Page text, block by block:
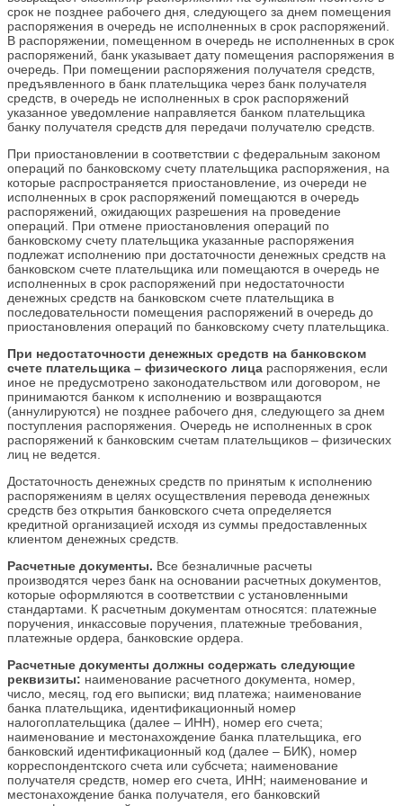
срок не позднее рабочего дня, следующего за днем помещения
распоряжения в очередь не исполненных в срок распоряжений.
В распоряжении, помещенном в очередь не исполненных в срок
распоряжений, банк указывает дату помещения распоряжения в
очередь. При помещении распоряжения получателя средств,
предъявленного в банк плательщика через банк получателя
средств, в очередь не исполненных в срок распоряжений
указанное уведомление направляется банком плательщика
банку получателя средств для передачи получателю средств.
При приостановлении в соответствии с федеральным законом
операций по банковскому счету плательщика распоряжения, на
которые распространяется приостановление, из очереди не
исполненных в срок распоряжений помещаются в очередь
распоряжений, ожидающих разрешения на проведение
операций. При отмене приостановления операций по
банковскому счету плательщика указанные распоряжения
подлежат исполнению при достаточности денежных средств на
банковском счете плательщика или помещаются в очередь не
исполненных в срок распоряжений при недостаточности
денежных средств на банковском счете плательщика в
последовательности помещения распоряжений в очередь до
приостановления операций по банковскому счету плательщика.
При недостаточности денежных средств на банковском
счете плательщика – физического лица распоряжения, если
иное не предусмотрено законодательством или договором, не
принимаются банком к исполнению и возвращаются
(аннулируются) не позднее рабочего дня, следующего за днем
поступления распоряжения. Очередь не исполненных в срок
распоряжений к банковским счетам плательщиков – физических
лиц не ведется.
Достаточность денежных средств по принятым к исполнению
распоряжениям в целях осуществления перевода денежных
средств без открытия банковского счета определяется
кредитной организацией исходя из суммы предоставленных
клиентом денежных средств.
Расчетные документы. Все безналичные расчеты
производятся через банк на основании расчетных документов,
которые оформляются в соответствии с установленными
стандартами. К расчетным документам относятся: платежные
поручения, инкассовые поручения, платежные требования,
платежные ордера, банковские ордера.
Расчетные документы должны содержать следующие
реквизиты: наименование расчетного документа, номер,
число, месяц, год его выписки; вид платежа; наименование
банка плательщика, идентификационный номер
налогоплательщика (далее – ИНН), номер его счета;
наименование и местонахождение банка плательщика, его
банковский идентификационный код (далее – БИК), номер
корреспондентского счета или субсчета; наименование
получателя средств, номер его счета, ИНН; наименование и
местонахождение банка получателя, его банковский